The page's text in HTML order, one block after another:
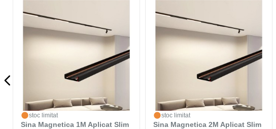
stoc limitat
Sina Magnetica 1M Aplicat Slim
stoc limitat
Sina Magnetica 2M Aplicat Slim